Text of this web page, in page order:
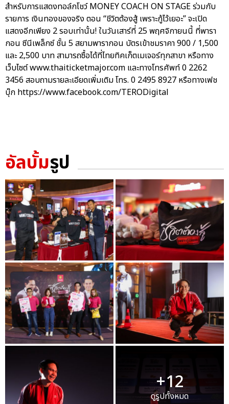
สำหรับการแสดงทอล์กโชว์ MONEY COACH ON STAGE ร่วมกับ
รายการ เงินทองของจริง ตอน “ชีวิตต้องสู้ เพราะกู้ไว้เยอะ” จะเปิด
แสดงอีกเพียง 2 รอบเท่านั้น! ในวันเสาร์ที่ 25 พฤศจิกายนนี้ ที่พารา
กอน ซีนีเพล็กซ์ ชั้น 5 สยามพารากอน บัตรเข้าชมราคา 900 / 1,500
และ 2,500 บาท สามารถซื้อได้ที่ไทยทิคเก็ตเมเจอร์ทุกสาขา หรือทาง
เว็บไซต์ www.thaiticketmajor.com และทางโทรศัพท์ 0 2262
3456 สอบถามรายละเอียดเพิ่มเติม โทร. 0 2495 8927 หรือทางเฟช
บุ๊ก https://www.facebook.com/TERODigital
อัลบั้มรูป
+12
ดูรูปทั้งหมด